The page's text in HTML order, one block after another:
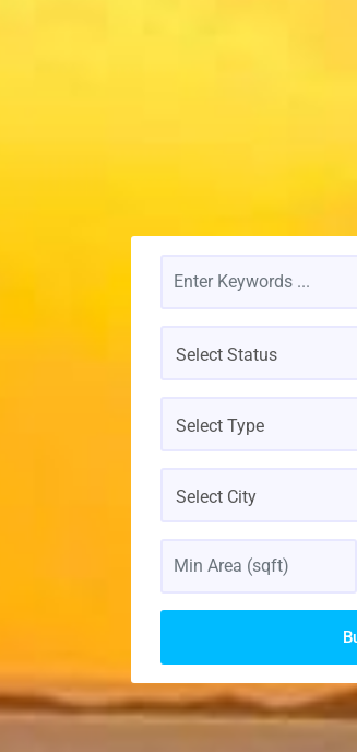
Select Status
Select Type
Select City